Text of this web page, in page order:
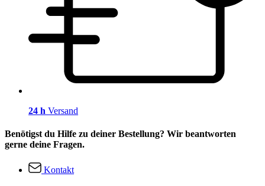
24 h Versand
Benötigst du Hilfe zu deiner Bestellung? Wir beantworten
gerne deine Fragen.
Kontakt